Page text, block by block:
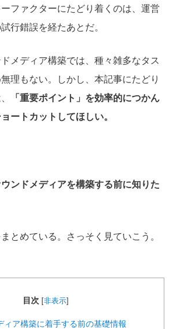
ファクターにたどり着くのは、運営
行錯誤を経たあとだ。
メディア構築では、種々雑多なタス
理もない。しかし、本記事にたどり
「重要ポイント」を効率的につかん
ートカットしてほしい。
ウンドメディアを構築する前に知りた
とめている。さっそく見ていこう。
目次 [非表示]
ィア構築に着手する前の基礎情報